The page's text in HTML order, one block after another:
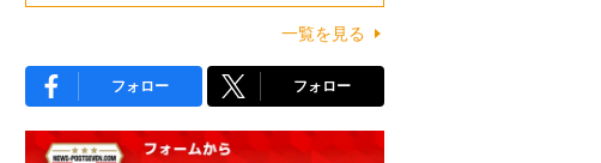
一覧を見る
フォロー フォロー